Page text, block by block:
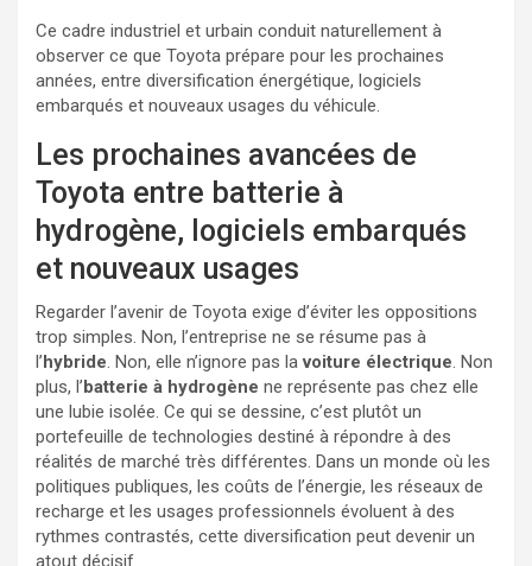
Ce cadre industriel et urbain conduit naturellement à
observer ce que Toyota prépare pour les prochaines
années, entre diversification énergétique, logiciels
embarqués et nouveaux usages du véhicule.
Les prochaines avancées de
Toyota entre batterie à
hydrogène, logiciels embarqués
et nouveaux usages
Regarder l’avenir de Toyota exige d’éviter les oppositions
trop simples. Non, l’entreprise ne se résume pas à
l’hybride. Non, elle n’ignore pas lavoiture électrique. Non
plus, l’batterie à hydrogène ne représente pas chez elle
une lubie isolée. Ce qui se dessine, c’est plutôt un
portefeuille de technologies destiné à répondre à des
réalités de marché très différentes. Dans un monde où les
politiques publiques, les coûts de l’énergie, les réseaux de
recharge et les usages professionnels évoluent à des
rythmes contrastés, cette diversification peut devenir un
atout décisif.